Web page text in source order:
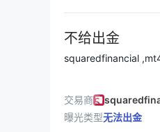
不给出金
squaredfinancial
交易商
曝光类型无法出金